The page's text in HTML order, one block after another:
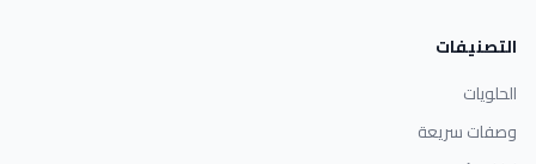
التصنيفات
الحلويات
وصفات سريعة